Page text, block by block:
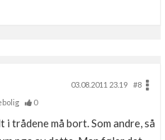
03.08.2011 23.19
#8
0
trådene må bort. Som andre, så